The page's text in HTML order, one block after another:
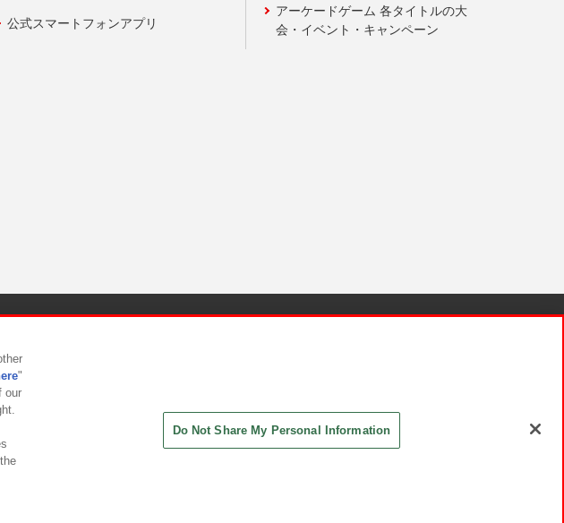
公式スマートフォンアプリ
アーケードゲーム 各タイトルの大
会・イベント・キャンペーン
針
"
our
Do Not Share My Personal Information